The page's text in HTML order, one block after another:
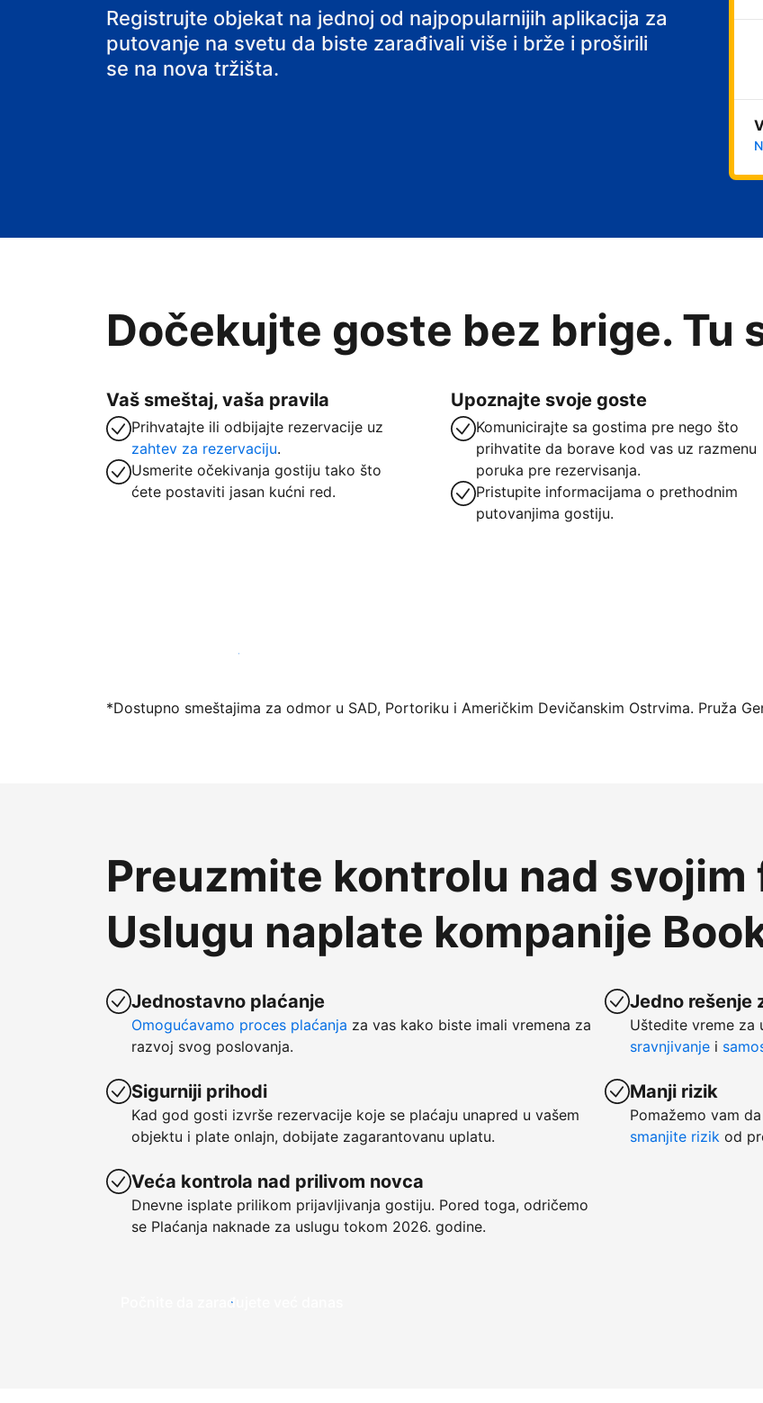
hostel
Registrujte objekat na jednoj od najpopularnijih aplikacija za
putovanje na svetu da biste zarađivali više i brže i proširili
se na nova tržišta.
Dočekujte goste bez brige. Tu
Vaš smeštaj, vaša pravila
Prihvatajte ili odbijajte rezervacije uz
zahtev za rezervaciju.
Usmerite očekivanja gostiju tako što
ćete postaviti jasan kućni red.
Upoznajte svoje goste
Komunicirajte sa gostima pre nego što
prihvatite da borave kod vas uz razmenu
poruka pre rezervisanja.
Pristupite informacijama o prethodnim
putovanjima gostiju.
Registrujte svoj objekat već danas
*Dostupno smeštajima za odmor u SAD, Portoriku i Američkim Devičanskim Ostrvima. Pruža
Preuzmite kontrolu nad svojim
Uslugu naplate kompanije
Jednostavno plaćanje
Omogućavamo proces plaćanja za vas kako biste imali vremena za
razvoj svog poslovanja.
Sigurniji prihodi
Kad god gosti izvrše rezervacije koje se plaćaju unapred u vašem
objektu i plate onlajn, dobijate zagarantovanu uplatu.
Veća kontrola nad prilivom novca
Dnevne isplate prilikom prijavljivanja gostiju. Pored toga, odričemo
se Plaćanja naknade za uslugu tokom 2026. godine.
Jedno rešenje
Uštedite vreme za
sravnjivanje i
Manji rizik
Pomažemo vam
smanjite rizik od
Počnite da zarađujete već danas